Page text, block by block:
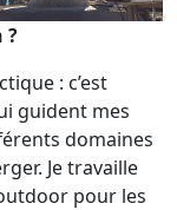
?
: c’est
guident mes
domaines
Je travaille
pour les